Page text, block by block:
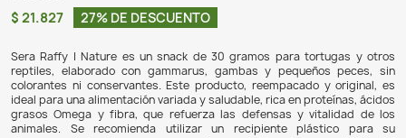

SERA RAFFY I NATURE 30GR SNACKS
GAMBAS PECES